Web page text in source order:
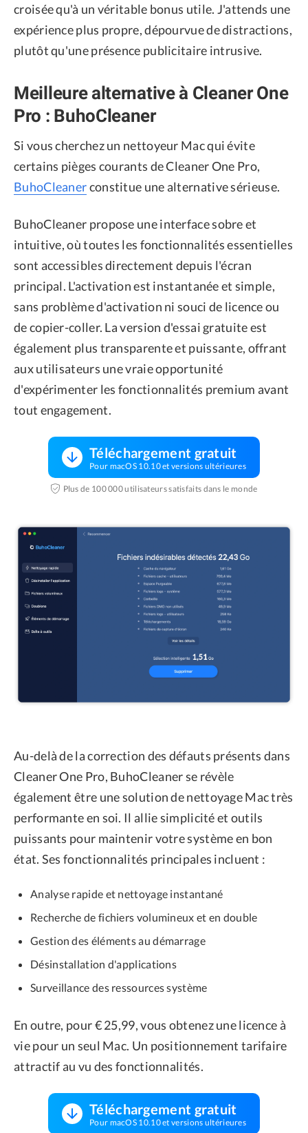
croisée qu'à un véritable bonus utile. J'attends une
expérience plus propre, dépourvue de distractions,
plutôt qu'une présence publicitaire intrusive.
Meilleure alternative à Cleaner One
Pro : BuhoCleaner
Si vous cherchez un nettoyeur Mac qui évite
certains pièges courants de Cleaner One Pro,
BuhoCleanerconstitue une alternative sérieuse.
BuhoCleaner propose une interface sobre et
intuitive, où toutes les fonctionnalités essentielles
sont accessibles directement depuis l'écran
principal. L'activation est instantanée et simple,
sans problème d'activation ni souci de licence ou
de copier-coller. La version d'essai gratuite est
également plus transparente et puissante, offrant
aux utilisateurs une vraie opportunité
d'expérimenter les fonctionnalités premium avant
tout engagement.
Téléchargement gratuit
Pour macOS 10.10 et versions ultérieures
Plus de 100 000 utilisateurs satisfaits dans le monde
Au-delà de la correction des défauts présents dans
Cleaner One Pro, BuhoCleaner se révèle
également être une solution de nettoyage Mac très
performante en soi. Il allie simplicité et outils
puissants pour maintenir votre système en bon
état. Ses fonctionnalités principales incluent :
Analyse rapide et nettoyage instantané
Recherche de fichiers volumineux et en double
Gestion des éléments au démarrage
Désinstallation d'applications
Surveillance des ressources système
En outre, pour € 25,99, vous obtenez une licence à
vie pour un seul Mac. Un positionnement tarifaire
attractif au vu des fonctionnalités.
Téléchargement gratuit
Pour macOS 10.10 et versions ultérieures